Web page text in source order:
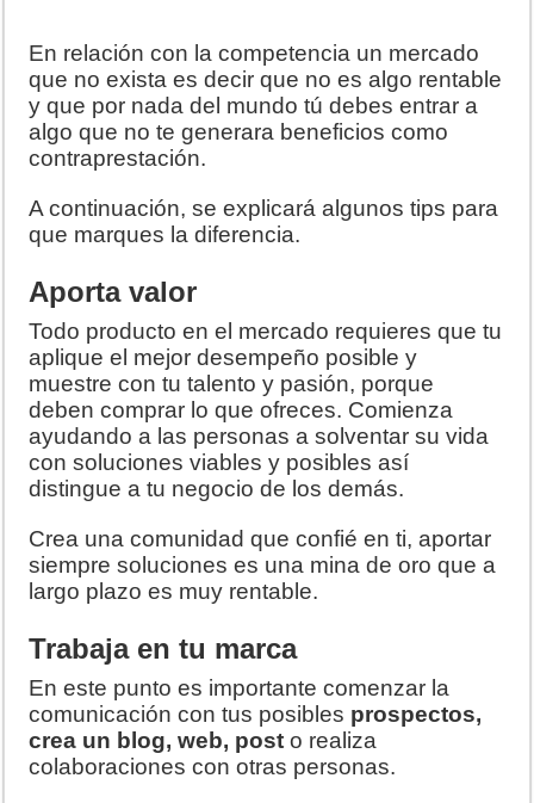
En relación con la competencia un mercado
que no exista es decir que no es algo rentable
y que por nada del mundo tú debes entrar a
algo que no te generara beneficios como
contraprestación.
A continuación, se explicará algunos tips para
que marques la diferencia.
Aporta valor
Todo producto en el mercado requieres que tu
aplique el mejor desempeño posible y
muestre con tu talento y pasión, porque
deben comprar lo que ofreces. Comienza
ayudando a las personas a solventar su vida
con soluciones viables y posibles así
distingue a tu negocio de los demás.
Crea una comunidad que confié en ti, aportar
siempre soluciones es una mina de oro que a
largo plazo es muy rentable.
Trabaja en tu marca
En este punto es importante comenzar la
comunicación con tus posibles prospectos,
crea un blog, web, post o realiza
colaboraciones con otras personas.